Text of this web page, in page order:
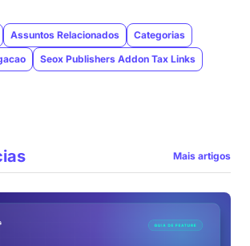
Assuntos Relacionados
Categorias
Seox Publishers Addon Tax Links
Mais artigos